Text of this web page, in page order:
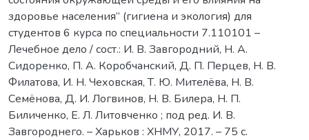
здоровье населения” (гигиена и экология) для
студентов 6 курса по специальности 7.110101 –
Лечебное дело / сост.: И. В. Завгородний, Н. А.
Сидоренко, П. А. Коробчанский, Д. П. Перцев, Н. В.
Филатова, И. Н. Чеховская, Т. Ю. Мителёва, Н. В.
Семёнова, Д. И. Логвинов, Н. В. Билера, Н. П.
Биличенко, Е. Л. Литовченко ; под ред. И. В.
Завгороднего. – Харьков : ХНМУ, 2017. – 75 с.